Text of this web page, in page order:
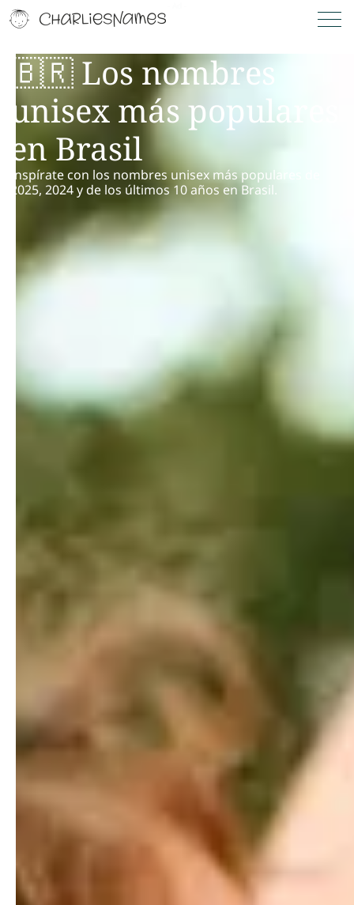
🇧🇷 Los nombres
unisex más populares
en Brasil
Inspírate con los nombres unisex más populares de
2025, 2024 y de los últimos 10 años en Brasil.